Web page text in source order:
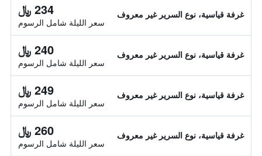
غرفة قياسية، نوع السرير غير معروف 234 ﷼
سعر الليلة شامل الرسوم
غرفة قياسية، نوع السرير غير معروف 240 ﷼
سعر الليلة شامل الرسوم
غرفة قياسية، نوع السرير غير معروف 249 ﷼
سعر الليلة شامل الرسوم
غرفة قياسية، نوع السرير غير معروف 260 ﷼
سعر الليلة شامل الرسوم